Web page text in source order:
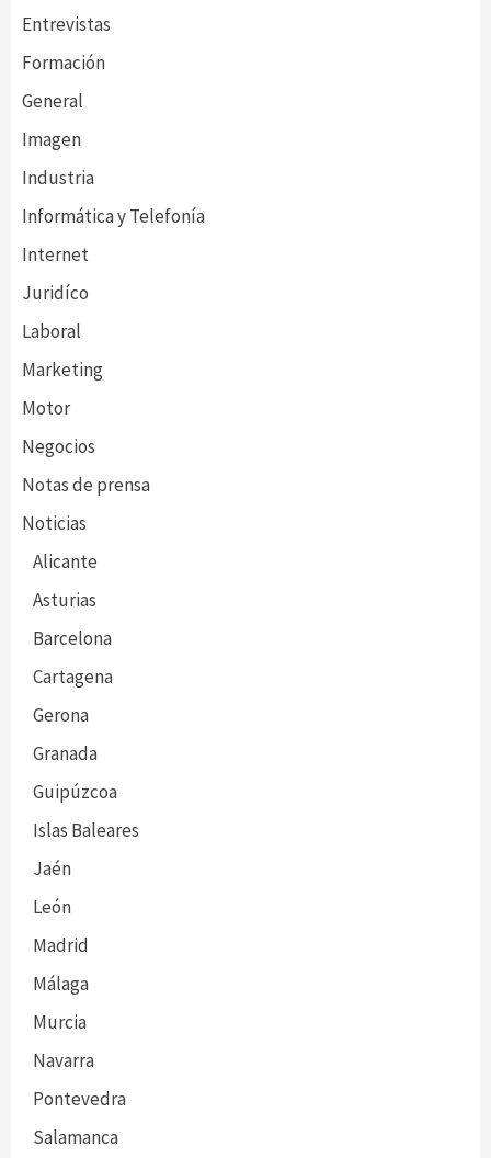
Entrevistas
Formación
General
Imagen
Industria
Informática y Telefonía
Internet
Juridíco
Laboral
Marketing
Motor
Negocios
Notas de prensa
Noticias
Alicante
Asturias
Barcelona
Cartagena
Gerona
Granada
Guipúzcoa
Islas Baleares
Jaén
León
Madrid
Málaga
Murcia
Navarra
Pontevedra
Salamanca